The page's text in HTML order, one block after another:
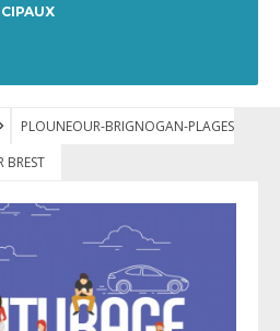
PLOUNEOUR-BRIGNOGAN-PLAGES
BREST